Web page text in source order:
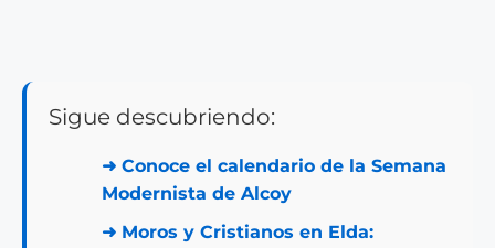
Sigue descubriendo:
➜ Conoce el calendario de la Semana
Modernista de Alcoy
➜ Moros y Cristianos en Elda: